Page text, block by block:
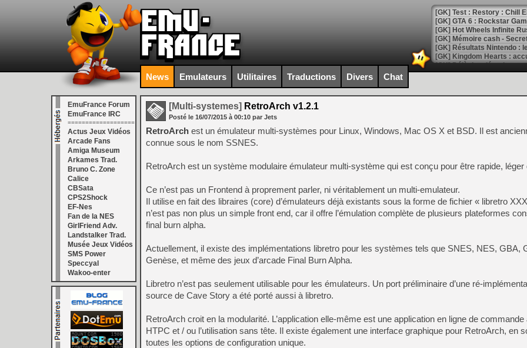
[GK] Test : Restory : Chill
[GK] GTA 6 : Rockstar
[GK] Hot Wheels Infinite
[GK] Mémoire cash -
[GK] Résultats Nintendo :
[GK] Déjà des
[Mo5] Brickboy cherche à
[GK] Minecraft et ses «
[GK] Beast of
[GK] Ubisoft : fin de partie
[GK] Mémoire cash -
[GK] Dan Houser (GTA)
[GK] Comment EA Sports
[GK] Crimson Moon : un
[GK] Isle of Reveries : le
[GK] Moonlighter 2 : The
[GK] Capcom relance
[Mo5] Deux inédits du
[GK] Le beat'em up The
[GK] Endless Legend 2 :
[LS] [PS5] Le WebKit
[GK] Oubliez Crazy Taxi,
[LS] [Switch] NSZ 5.0.0
News Emulateurs Utilitaires Traductions Divers Chat
EmuFrance Forum
EmuFrance IRC
===================
Actus Jeux Vidéos
Arcade Fans
Amiga Museum
Arkames Trad.
Bruno C. Zone
Calice
CBSata
CPS2Shock
EF-Nes
Fan de la NES
GirlFriend Adv.
Landstalker Trad.
Musée Jeux Vidéos
SMS Power
Speccyal
Wakoo-enter
[Multi-systemes] RetroArch v1.2.1
Posté le 16/07/2015 à 00:10 par Jets
RetroArch est un émulateur multi-systèmes pour Linux, Windows, Mac OS X et BSD. Il est
connue sous le nom SSNES.
RetroArch est un système modulaire émulateur multi-système qui est conçu pour être rapide, léger
Ce n’est pas un Frontend à proprement parler, ni véritablement un multi-emulateur.
Il utilise en fait des libraires (core) d’émulateurs déjà existants sous la forme de fichier « libretro
n’est pas non plus un simple front end, car il offre l’émulation complète de plusieurs plateformes
final burn alpha.
Actuellement, il existe des implémentations libretro pour les systèmes tels que SNES, NES, GBA,
Genèse, et même des jeux d’arcade Final Burn Alpha.
Libretro n’est pas seulement utilisable pour les émulateurs. Un port préliminaire d’une ré-
source de Cave Story a été porté aussi à libretro.
RetroArch croit en la modularité. L’application elle-même est une application en ligne de commande
HTPC et / ou l’utilisation sans tête. Il existe également une interface graphique pour RetroArch, en
toutes les options de configuration unique.